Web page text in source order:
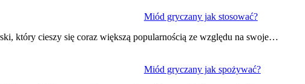
Miód gryczany jak stosować?
który cieszy się coraz większą popularnością ze względu na swoje…
Miód gryczany jak spożywać?